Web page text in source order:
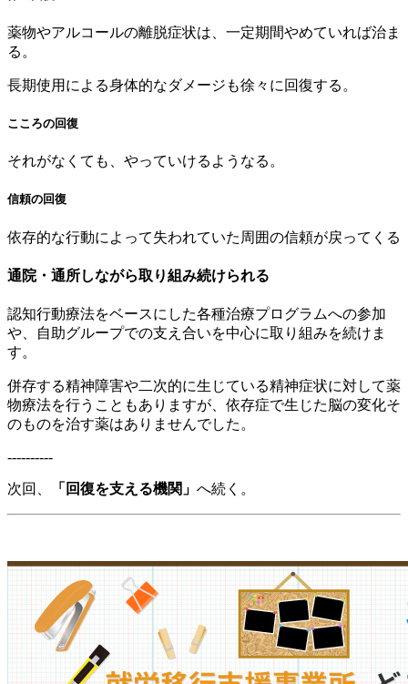
薬物やアルコールの離脱症状は、一定期間やめていれば治ま
る。
長期使用による身体的なダメージも徐々に回復する。
こころの回復
それがなくても、やっていけるようなる。
信頼の回復
依存的な行動によって失われていた周囲の信頼が戻ってくる
通院・通所しながら取り組み続けられる
認知行動療法をベースにした各種治療プログラムへの参加
や、自助グループでの支え合いを中心に取り組みを続けま
す。
併存する精神障害や二次的に生じている精神症状に対して薬
物療法を行うこともありますが、依存症で生じた脳の変化そ
のものを治す薬はありませんでした。
----------
次回、 「回復を支える機関」 へ続く。